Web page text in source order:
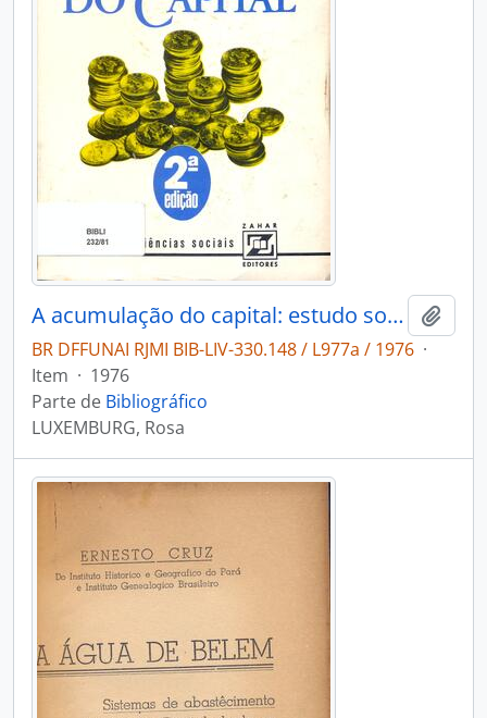
A acumulação do capital: estudo sobre a interpretação econômica do imperialismo.
BR DFFUNAI RJMI BIB-LIV-330.148 / L977a / 1976 ·
Item · 1976
Parte de Bibliográfico
LUXEMBURG, Rosa